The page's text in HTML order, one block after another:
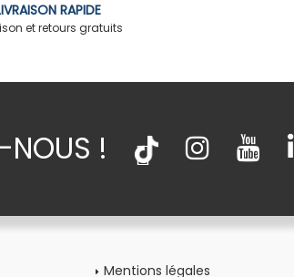
RAPIDE
et retours gratuits
NOUS !
Mentions légales